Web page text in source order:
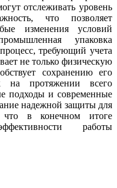
отслеживать уровень
что позволяет
изменения условий
упаковка
требующий учета
не только физическую
сохранению его
на протяжении всего
подходы и современные
надежной защиты для
что в конечном итоге
работы